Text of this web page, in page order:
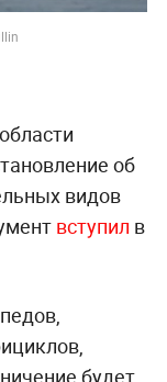
об
видов
вступил в
будет